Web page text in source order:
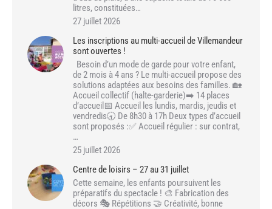
litres, constituées…
27 juillet 2026
Les inscriptions au multi-accueil de Villemandeur
sont ouvertes !
Besoin d’un mode de garde pour votre enfant,
de 2 mois à 4 ans ? Le multi-accueil propose des
solutions adaptées aux besoins des familles. 🏡
Accueil collectif (halte-garderie)➡️ 14 places
d’accueil📅 Accueil les lundis, mardis, jeudis et
vendredis🕣 De 8h30 à 17h Deux types d’accueil
sont proposés :✅ Accueil régulier : sur contrat,
…
25 juillet 2026
Centre de loisirs – 27 au 31 juillet
Cette semaine, les enfants poursuivent les
préparatifs du spectacle ! 🎨 Fabrication des
décors 🎭 Répétitions 🤝 Créativité, bonne